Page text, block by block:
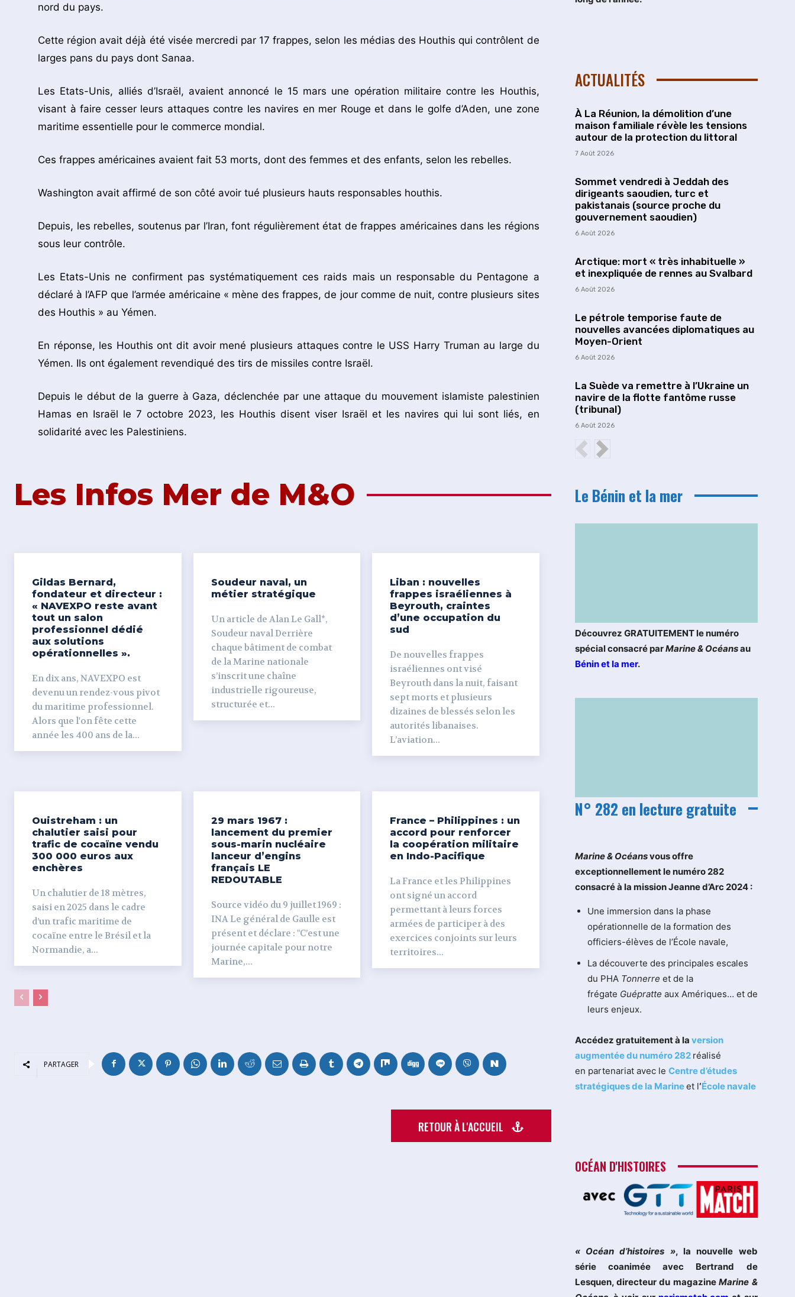
nord du pays.
Cette région avait déjà été visée mercredi par 17 frappes, selon les médias des Houthis qui contrôlent de
larges pans du pays dont Sanaa.
Les Etats-Unis, alliés d’Israël, avaient annoncé le 15 mars une opération militaire contre les Houthis,
visant à faire cesser leurs attaques contre les navires en mer Rouge et dans le golfe d’Aden, une zone
maritime essentielle pour le commerce mondial.
Ces frappes américaines avaient fait 53 morts, dont des femmes et des enfants, selon les rebelles.
Washington avait affirmé de son côté avoir tué plusieurs hauts responsables houthis.
Depuis, les rebelles, soutenus par l’Iran, font régulièrement état de frappes américaines dans les régions
sous leur contrôle.
Les Etats-Unis ne confirment pas systématiquement ces raids mais un responsable du Pentagone a
déclaré à l’AFP que l’armée américaine « mène des frappes, de jour comme de nuit, contre plusieurs sites
des Houthis » au Yémen.
En réponse, les Houthis ont dit avoir mené plusieurs attaques contre le USS Harry Truman au large du
Yémen. Ils ont également revendiqué des tirs de missiles contre Israël.
Depuis le début de la guerre à Gaza, déclenchée par une attaque du mouvement islamiste palestinien
Hamas en Israël le 7 octobre 2023, les Houthis disent viser Israël et les navires qui lui sont liés, en
solidarité avec les Palestiniens.
Les Infos Mer de M&O
Gildas Bernard,
fondateur et directeur :
« NAVEXPO reste avant
tout un salon
professionnel dédié
aux solutions
opérationnelles ».
En dix ans, NAVEXPO est
devenu un rendez-vous pivot
du maritime professionnel.
Alors que l'on fête cette
année les 400 ans de la...
Soudeur naval, un
métier stratégique
Un article de Alan Le Gall*,
Soudeur naval Derrière
chaque bâtiment de combat
de la Marine nationale
s’inscrit une chaîne
industrielle rigoureuse,
structurée et...
Liban : nouvelles
frappes israéliennes à
Beyrouth, craintes
d’une occupation du
sud
De nouvelles frappes
israéliennes ont visé
Beyrouth dans la nuit, faisant
sept morts et plusieurs
dizaines de blessés selon les
autorités libanaises.
L’aviation...
Ouistreham : un
chalutier saisi pour
trafic de cocaïne vendu
300 000 euros aux
enchères
Un chalutier de 18 mètres,
saisi en 2025 dans le cadre
d’un trafic maritime de
cocaïne entre le Brésil et la
Normandie, a...
29 mars 1967 :
lancement du premier
sous-marin nucléaire
lanceur d’engins
français LE
REDOUTABLE
Source vidéo du 9 juillet 1969 :
INA Le général de Gaulle est
présent et déclare : "C’est une
journée capitale pour notre
Marine,...
France – Philippines : un
accord pour renforcer
la coopération militaire
en Indo-Pacifique
La France et les Philippines
ont signé un accord
permettant à leurs forces
armées de participer à des
exercices conjoints sur leurs
territoires...
PARTAGER
RETOUR À L'ACCUEIL
ACTUALITÉS
À La Réunion, la démolition d’une
maison familiale révèle les tensions
autour de la protection du littoral
7 Août 2026
Sommet vendredi à Jeddah des
dirigeants saoudien, turc et
pakistanais (source proche du
gouvernement saoudien)
6 Août 2026
Arctique: mort « très inhabituelle »
et inexpliquée de rennes au Svalbard
6 Août 2026
Le pétrole temporise faute de
nouvelles avancées diplomatiques au
Moyen-Orient
6 Août 2026
La Suède va remettre à l’Ukraine un
navire de la flotte fantôme russe
(tribunal)
6 Août 2026
Le Bénin et la mer
Découvrez GRATUITEMENT le numéro
spécial consacré parMarine & Océansau
Bénin et la mer.
N° 282 en lecture gratuite
Marine & Océansvous offre
exceptionnellement le numéro 282
consacré à la mission Jeanne d’Arc 2024 :
Une immersion dans la phase
opérationnelle de la formation des
officiers-élèves de l’École navale,
La découverte des principales escales
du PHA Tonnerre et de la
frégate Guépratte aux Amériques… et de
leurs enjeux.
Accédez gratuitement à la version
augmentée du numéro 282 réalisé
en partenariat avec le Centre d’études
stratégiques de la Marineet l‘École navale
OCÉAN D'HISTOIRES
« Océan d’histoires », la nouvelle web
série coanimée avec Bertrand de
Lesquen, directeur du magazineMarine &